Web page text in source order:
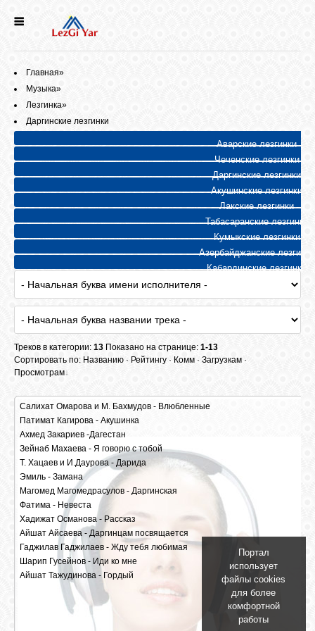
ИСТОРИЯ
ЛЕЗГИН
НАРОДЫ
БИБЛИОТЕКА
ФОРУМ
ГОСТЕВАЯ
О САЙТЕ
ФОТО
ВИДЕО
Главная»
Музыка»
Лезгинка»
Даргинские лезгинки
Аварские лезгинки
Чеченские лезгинки
Даргинские лезгинки
Акушинские лезгинки
Лакские лезгинки
Табасаранские лезгинки
Кумыкские лезгинки
Азербайджанские лезгинки
Кабардинские лезгинки
Треков в категории: 13 Показано на странице: 1-13
Сортировать по: Названию · Рейтингу · Комм · Загрузкам ·
Просмотрам
Салихат Омарова и М. Бахмудов - Влюбленные
1064 |
9325 | 320 kbps, 11.81 Mb
Патимат Кагирова - Акушинка
1511 |
5837 | 320 kbps, 10.18 Mb
Ахмед Закариев -Дагестан
1221 |
5779 | 320 kbps, 10.19 Mb
Зейнаб Махаева - Я говорю с тобой
3113 |
5217 | 320 kbps, 10.14 Mb
Т. Хацаев и И.Даурова - Дарида
1971 |
4895 | 320 kbps, 6.05 Mb
Эмиль - Замана
1447 |
4763 | 320 kbps, 10.57 Mb
Магомед Магомедрасулов - Даргинская
1451 |
4360 | 320 kbps, 11.41 Mb
Фатима - Невеста
1649 |
3998 | 320 kbps, 13.12 Mb
Хадижат Османова - Рассказ
1182 |
3733 | 320 kbps, 7.16 Mb
Айшат Айсаева - Даргинцам посвящается
949 |
3663 | 320 kbps, 6.95 Mb
Гаджилав Гаджилаев - Жду тебя любимая
1106 |
3626 | 320 kbps, 6.35 Mb
Шарип Гусейнов - Иди ко мне
1971 |
3236 | 320 kbps, 9.76 Mb
Айшат Тажудинова - Гордый
2447 | 320 kbps, 10.82 Mb
Портал
использует
файлы cookies
для более
комфортной
работы